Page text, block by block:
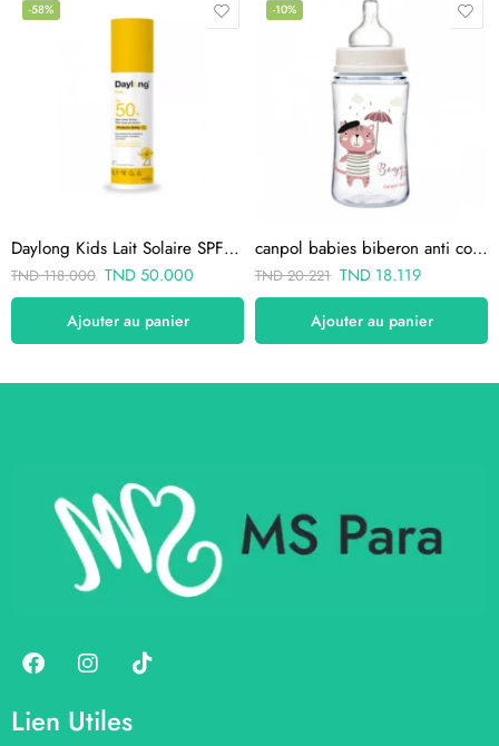
-58%
Daylong Kids Lait Solaire SPF50+ 150ml (date 11-2025)
TND118.000 TND50.000
Ajouter au panier
-10%
canpol babies biberon anti colique col large rose bonjour paris 240 pp
TND20.221 TND 18.119
Ajouter au panier
Lien Utiles